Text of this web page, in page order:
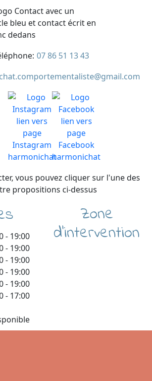
- 19:00
- 19:00
- 19:00
- 19:00
- 19:00
- 17:00
07 86 51 13 43
vous pouvez cliquer sur l'une des
propositions ci-dessus
Zone
d'intervention